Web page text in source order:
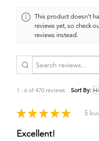
This product doesn't
reviews yet, so check
reviews instead.
1 - 6 of 470 reviews Sort By:
★ ★ ★ ★ ★ 5
Excellent!